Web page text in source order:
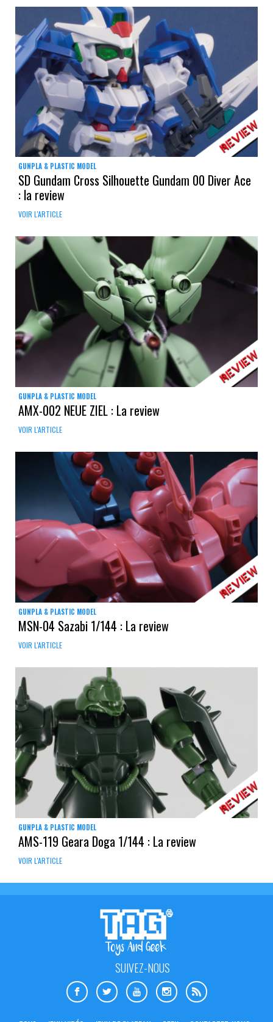
GUNPLA & PLASTIC MODEL
SD Gundam Cross Silhouette Gundam 00 Diver Ace
: la review
VOIR L'ARTICLE
GUNPLA & PLASTIC MODEL
AMX-002 NEUE ZIEL : La review
VOIR L'ARTICLE
GUNPLA & PLASTIC MODEL
MSN-04 Sazabi 1/144 : La review
VOIR L'ARTICLE
GUNPLA & PLASTIC MODEL
AMS-119 Geara Doga 1/144 : La review
VOIR L'ARTICLE
SUIVEZ-NOUS